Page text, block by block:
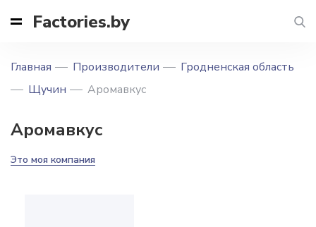
Factories.by
Главная Производители
Гродненская область
Щучин
Аромавкус
Аромавкус
Это моя компания